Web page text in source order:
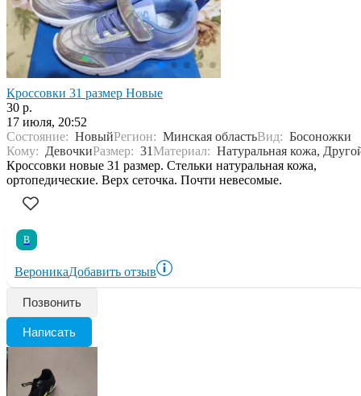
Кроссовки 31 размер Новые
30 р.
17 июля, 20:52
Состояние: НовыйРегион: Минская областьВид: Босоножки
Кому: ДевочкиРазмер: 31Материал: Натуральная кожа,
Кроссовки новые 31 размер. Стельки натуральная кожа,
ортопедические. Верх сеточка. Почти невесомые.
В
ВероникаДобавить отзыв
Позвонить
Написать